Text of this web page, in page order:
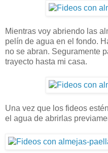
Mientras voy abriendo las
pelín de agua en el fondo.
no se abran. Seguramente
trayecto hasta mi casa.
Una vez que los fideos
el agua de abrirlas